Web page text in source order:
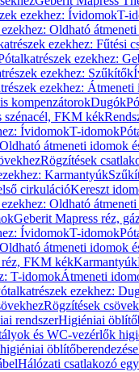
ezekhez: ÍvidomokT-
Oldható
ezekhez: Fűtési
ezekhez:
ezekhez: Szűkítők
ezekhez:
kompenzátorokDugók
szénacél, FKM kék
ÍvidomokT-idomok
átmeneti idomok
Rögzítések
Karmantyúk
cirkulációKereszt
Oldható
Geberit Mapress réz,
ÍvidomokT-idomok
átmeneti idomok
réz, FKM kékKarmantyúk
T-idomokÁtmeneti
ezekhez:
Rögzítések
rendszerHigiéniai
és WC-vezérlők
Hálózati csatlakozó